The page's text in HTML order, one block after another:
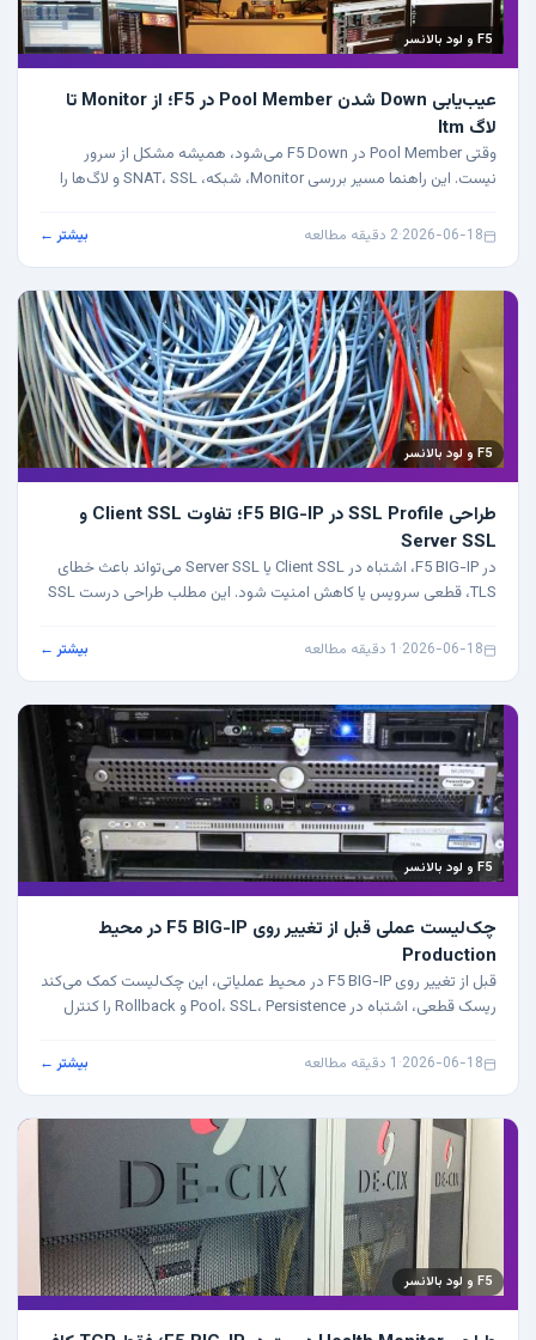
F5 و لود بالانسر
عیب‌یابی Down شدن Pool Member در F5؛ از Monitor تا
لاگ ltm
وقتی Pool Member در F5 Down می‌شود، همیشه مشکل از سرور
نیست. این راهنما مسیر بررسی Monitor، شبکه، SNAT، SSL و لاگ‌ها را
2026-06-18
·2 دقیقه مطالعه بیشتر ←
F5 و لود بالانسر
طراحی SSL Profile در F5 BIG-IP؛ تفاوت Client SSL و
Server SSL
در F5 BIG-IP، اشتباه در Client SSL یا Server SSL می‌تواند باعث خطای
TLS، قطعی سرویس یا کاهش امنیت شود. این مطلب طراحی درست SSL
2026-06-18
· 1 دقیقه مطالعه بیشتر ←
F5 و لود بالانسر
چک‌لیست عملی قبل از تغییر روی F5 BIG-IP در محیط
Production
قبل از تغییر روی F5 BIG-IP در محیط عملیاتی، این چک‌لیست کمک می‌کند
ریسک قطعی، اشتباه در Pool، SSL، Persistence و Rollback را کنترل
2026-06-18
· 1 دقیقه مطالعه بیشتر ←
F5 و لود بالانسر